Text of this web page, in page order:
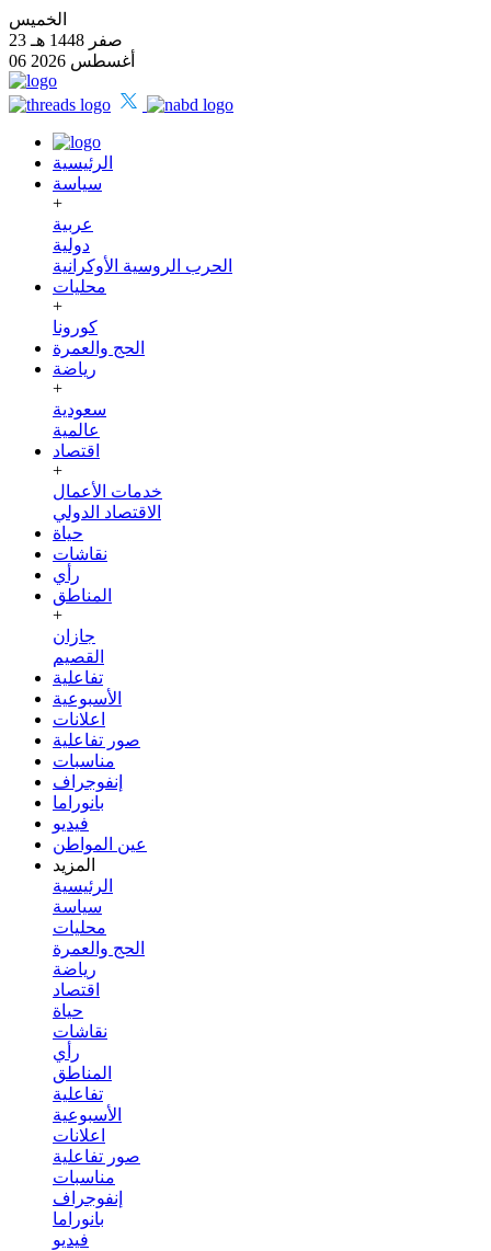
الخميس
23 صفر 1448 هـ
06 أغسطس 2026
الرئيسية
سياسة
+
عربية
دولية
الحرب الروسية الأوكرانية
محليات
+
كورونا
الحج والعمرة
رياضة
+
سعودية
عالمية
اقتصاد
+
خدمات الأعمال
الاقتصاد الدولي
حياة
نقاشات
رأي
المناطق
+
جازان
القصيم
تفاعلية
الأسبوعية
اعلانات
صور تفاعلية
مناسبات
إنفوجراف
بانوراما
فيديو
عين المواطن
المزيد
الرئيسية
سياسة
محليات
الحج والعمرة
رياضة
اقتصاد
حياة
نقاشات
رأي
المناطق
تفاعلية
الأسبوعية
اعلانات
صور تفاعلية
مناسبات
إنفوجراف
بانوراما
فيديو